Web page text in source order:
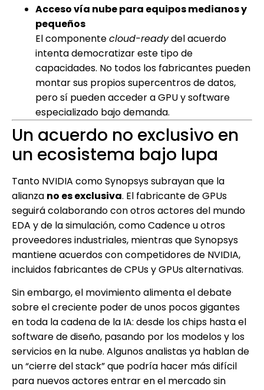
Acceso vía nube para equipos medianos y
pequeños
El componentecloud-readydel acuerdo
intenta democratizar este tipo de
capacidades. No todos los fabricantes pueden
montar sus propios supercentros de datos,
pero sí pueden acceder a GPU y software
especializado bajo demanda.
Un acuerdo no exclusivo en
un ecosistema bajo lupa
Tanto NVIDIA como Synopsys subrayan que la
alianza no es exclusiva. El fabricante de GPUs
seguirá colaborando con otros actores del mundo
EDA y de la simulación, como Cadence u otros
proveedores industriales, mientras que Synopsys
mantiene acuerdos con competidores de NVIDIA,
incluidos fabricantes de CPUs y GPUs alternativas.
Sin embargo, el movimiento alimenta el debate
sobre el creciente poder de unos pocos gigantes
en toda la cadena de la IA: desde los chips hasta el
software de diseño, pasando por los modelos y los
servicios en la nube. Algunos analistas ya hablan de
un “cierre del stack” que podría hacer más difícil
para nuevos actores entrar en el mercado sin